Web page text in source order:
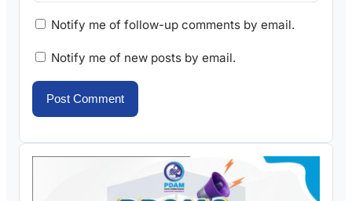
Notify me of follow-up comments by email.
Notify me of new posts by email.